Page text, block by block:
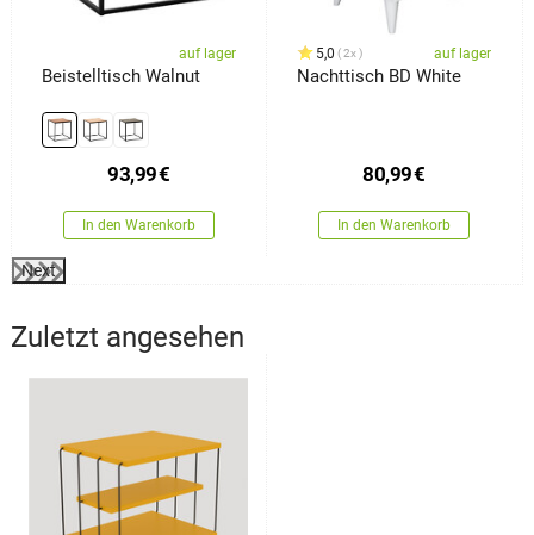
auf lager
Beistelltisch Walnut
93,99€
In den Warenkorb
5,0 2x auf lager
Nachttisch BD White
80,99€
In den Warenkorb
Next
Zuletzt angesehen